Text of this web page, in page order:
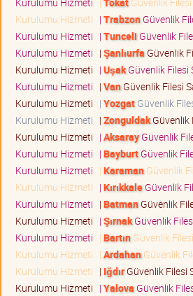
Kurulumu Hizmeti Tokat Güvenlik
Kurulumu Hizmeti | TrabzonGüvenlik
Kurulumu Hizmeti | Tunceli Güvenlik
Kurulumu Hizmeti | Şanlıurfa Güvenlik
Kurulumu Hizmeti | UşakGüvenlik Filesi
Kurulumu Hizmeti | VanGüvenlik Filesi
Kurulumu Hizmeti | YozgatGüvenlik
Kurulumu Hizmeti | ZonguldakGüvenlik
Kurulumu Hizmeti | AksarayGüvenlik
Kurulumu Hizmeti | BayburtGüvenlik
Kurulumu Hizmeti | KaramanGüvenlik
Kurulumu Hizmeti | KırıkkaleGüvenlik
Kurulumu Hizmeti | BatmanGüvenlik
Kurulumu Hizmeti | ŞırnakGüvenlik
Kurulumu Hizmeti | BartınGüvenlik
Kurulumu Hizmeti | ArdahanGüvenlik
Kurulumu Hizmeti | IğdırGüvenlik Filesi
Kurulumu Hizmeti | Yalova Güvenlik